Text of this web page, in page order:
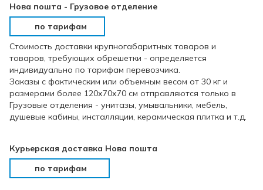
Нова пошта - Грузовое отделение
по тарифам
Стоимость доставки крупногабаритных товаров и
товаров, требующих обрешетки - определяется
индивидуально по тарифам перевозчика.
Заказы с фактическим или объемным весом от 30 кг и
размерами более 120х70х70 см отправляются только в
Грузовые отделения - унитазы, умывальники, мебель,
душевые кабины, инсталляции, керамическая плитка и т.д.
Курьерская доставка Нова пошта
по тарифам